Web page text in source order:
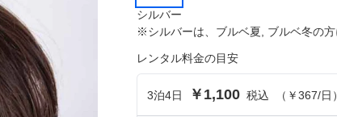
入卒・セレモニー
食事・挨拶
推し活・イベント
シルバー
※シルバーは、 ブルベ夏, ブルベ冬の
レンタル料金の目安
3泊4日 ￥1,100 税込 （ ￥367/日）